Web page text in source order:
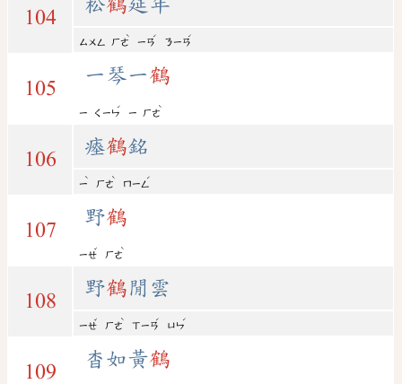
104
松鶴延年
ㄙㄨㄥ ㄏㄜ
ˋ
ㄧㄢ
ˊ
ㄋㄧㄢ
ˊ
105
一琴一鶴
ㄧ ㄑㄧㄣ
ˊ
ㄧ ㄏㄜ
ˋ
106
瘞鶴銘
ㄧ
ˋ
ㄏㄜ
ˋ
ㄇㄧㄥ
ˊ
107
野鶴
ㄧㄝ
ˇ
ㄏㄜ
ˋ
108
野鶴閒雲
ㄧㄝ
ˇ
ㄏㄜ
ˋ
ㄒㄧㄢ
ˊ
ㄩㄣ
ˊ
109
杳如黃鶴